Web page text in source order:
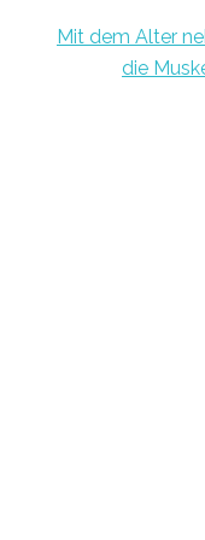
Mit dem Alter
die